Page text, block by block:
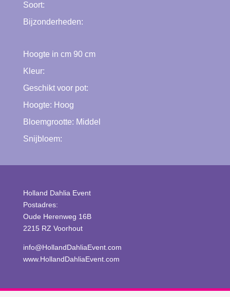
Soort:
Bijzonderheden:
Hoogte in cm 90cm
Kleur:
Geschikt voor pot:
Hoogte: Hoog
Bloemgrootte: Middel
Snijbloem:
Holland Dahlia Event
Postadres:
Oude Herenweg 16B
2215 RZ Voorhout
info@HollandDahliaEvent.com
www.HollandDahliaEvent.com